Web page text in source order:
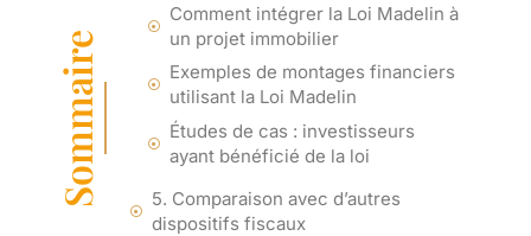
Sommaire
Comment intégrer la Loi Madelin à
un projet immobilier
Exemples de montages financiers
utilisant la Loi Madelin
Études de cas : investisseurs
ayant bénéficié de la loi
5. Comparaison avec d’autres
dispositifs fiscaux